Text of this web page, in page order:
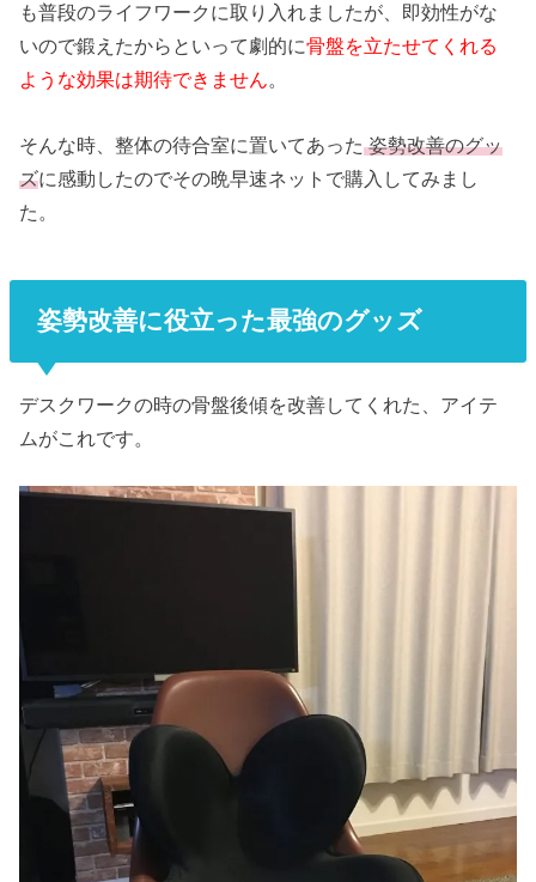
も普段のライフワークに取り入れましたが、即効性がな
いので鍛えたからといって劇的に骨盤を立たせてくれる
ような効果は期待できません。
そんな時、整体の待合室に置いてあった姿勢改善のグッ
ズに感動したのでその晩早速ネットで購入してみまし
た。
姿勢改善に役立った最強のグッズ
デスクワークの時の骨盤後傾を改善してくれた、アイテ
ムがこれです。